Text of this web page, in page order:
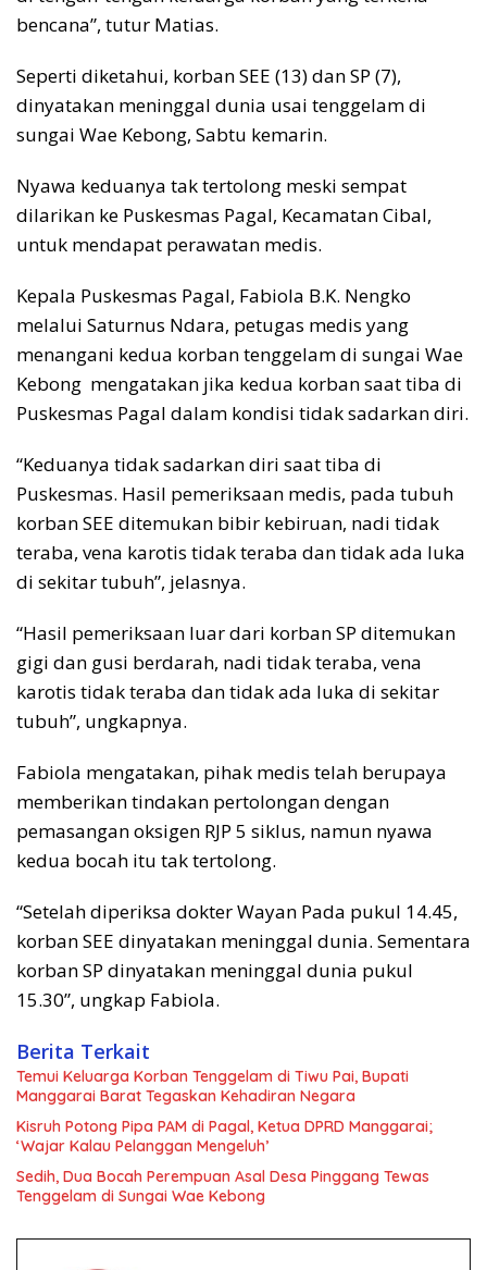
bencana”, tutur Matias.
Seperti diketahui, korban SEE (13) dan SP (7),
dinyatakan meninggal dunia usai tenggelam di
sungai Wae Kebong, Sabtu kemarin.
Nyawa keduanya tak tertolong meski sempat
dilarikan ke Puskesmas Pagal, Kecamatan Cibal,
untuk mendapat perawatan medis.
Kepala Puskesmas Pagal, Fabiola B.K. Nengko
melalui Saturnus Ndara, petugas medis yang
menangani kedua korban tenggelam di sungai Wae
Kebong mengatakan jika kedua korban saat tiba di
Puskesmas Pagal dalam kondisi tidak sadarkan diri.
“Keduanya tidak sadarkan diri saat tiba di
Puskesmas. Hasil pemeriksaan medis, pada tubuh
korban SEE ditemukan bibir kebiruan, nadi tidak
teraba, vena karotis tidak teraba dan tidak ada luka
di sekitar tubuh”, jelasnya.
“Hasil pemeriksaan luar dari korban SP ditemukan
gigi dan gusi berdarah, nadi tidak teraba, vena
karotis tidak teraba dan tidak ada luka di sekitar
tubuh”, ungkapnya.
Fabiola mengatakan, pihak medis telah berupaya
memberikan tindakan pertolongan dengan
pemasangan oksigen RJP 5 siklus, namun nyawa
kedua bocah itu tak tertolong.
“Setelah diperiksa dokter Wayan Pada pukul 14.45,
korban SEE dinyatakan meninggal dunia. Sementara
korban SP dinyatakan meninggal dunia pukul
15.30”, ungkap Fabiola.
Berita Terkait
Temui Keluarga Korban Tenggelam di Tiwu Pai, Bupati
Manggarai Barat Tegaskan Kehadiran Negara
Kisruh Potong Pipa PAM di Pagal, Ketua DPRD Manggarai;
‘Wajar Kalau Pelanggan Mengeluh’
Sedih, Dua Bocah Perempuan Asal Desa Pinggang Tewas
Tenggelam di Sungai Wae Kebong